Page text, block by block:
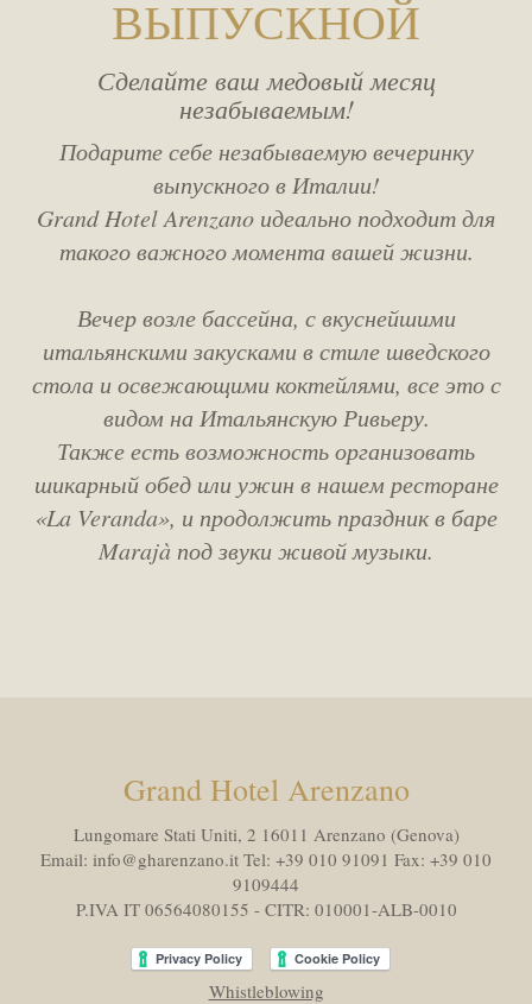
SPA
BСТРЕЧА
УСЛУГ
HOTEL POLICIES
ЧЕМ ЗАНЯТЬСЯ
WEBCAM
комнаты
взрослые
дети
ВЫПУСКНОЙ
Сделайте ваш медовый месяц
незабываемым!
Подарите себе незабываемую вечеринку
выпускного в Италии!
Grand Hotel Arenzano идеально подходит для
такого важного момента вашей жизни.
Вечер возле бассейна, с вкуснейшими
итальянскими закусками в стиле шведского
стола и освежающими коктейлями, все это с
видом на Итальянскую Ривьеру.
Также есть возможность организовать
шикарный обед или ужин в нашем ресторане
«La Veranda», и продолжить праздник в баре
Marajà под звуки живой музыки.
Grand Hotel Arenzano
Lungomare Stati Uniti, 2 16011 Arenzano (Genova)
Email: info@gharenzano.it Tel: +39 010 91091 Fax: +39 010
9109444
P.IVA IT 06564080155 - CITR: 010001-ALB-0010
Whistleblowing